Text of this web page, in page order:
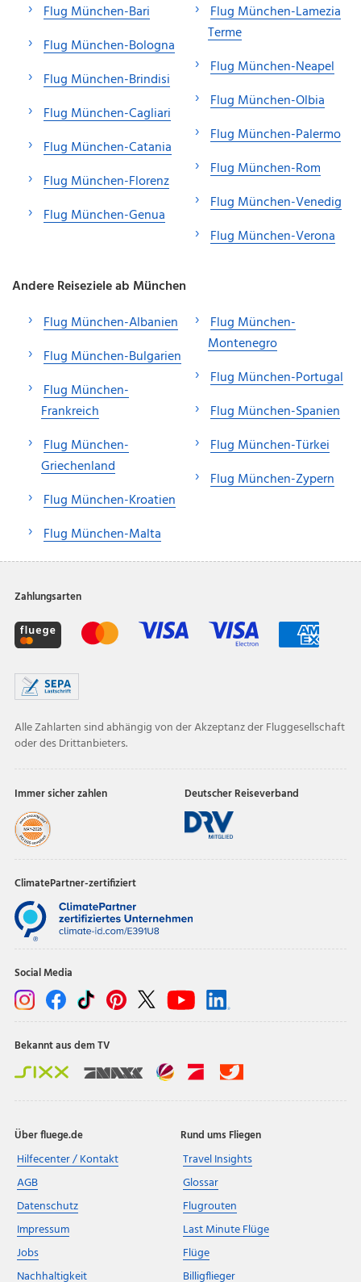
Flug München-Bari
Flug München-Bologna
Flug München-Brindisi
Flug München-Cagliari
Flug München-Catania
Flug München-Florenz
Flug München-Genua
Flug München-Lamezia
Terme
Flug München-Neapel
Flug München-Olbia
Flug München-Palermo
Flug München-Rom
Flug München-Venedig
Flug München-Verona
Andere Reiseziele ab München
Flug München-Albanien
Flug München-Bulgarien
Flug München-
Frankreich
Flug München-
Griechenland
Flug München-Kroatien
Flug München-Malta
Flug München-
Montenegro
Flug München-Portugal
Flug München-Spanien
Flug München-Türkei
Flug München-Zypern